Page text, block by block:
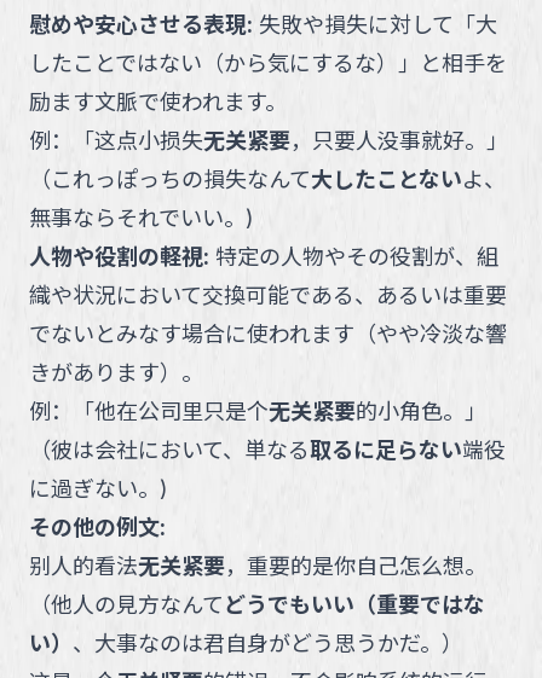
慰めや安心させる表現: 失敗や損失に対して「大
したことではない（から気にするな）」と相手を
励ます文脈で使われます。
例：
「这点小损失无关紧要，只要人没事就好。
」
（これっぽっちの損失なんて大したことないよ、
無事ならそれでいい。 )
人物や役割の軽視: 特定の人物やその役割が、組
織や状況において交換可能である、あるいは重要
でないとみなす場合に使われます（やや冷淡な響
きがあります）。
例：
「他在公司里只是个无关紧要的小角色。
」
（彼は会社において、単なる取るに足らない端役
に過ぎない。 )
その他の例文:
别人的看法无关紧要，重要的是你自己怎么想。
（他人の見方なんてどうでもいい（重要ではな
い） 、大事なのは君自身がどう思うかだ。 ）